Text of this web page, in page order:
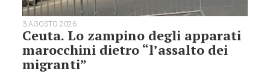
3 AGOSTO 2026
Ceuta. Lo zampino degli apparati
marocchini dietro “l’assalto dei
migranti”